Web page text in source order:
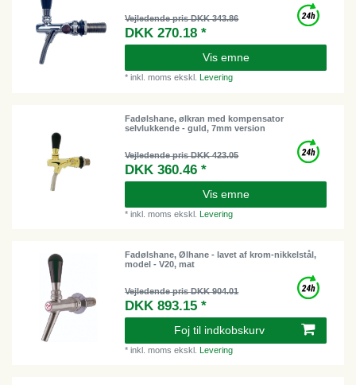
Vejledende pris DKK 343.86
DKK 270.18 *
Vis emne
*inkl. moms ekskl. Levering
Fadølshane, ølkran med kompensator
selvlukkende - guld, 7mm version
Vejledende pris DKK 423.05
DKK 360.46 *
Vis emne
*inkl. moms ekskl.Levering
Fadølshane, Ølhane - lavet af krom-nikkelstål,
model - V20, mat
Vejledende pris DKK 904.01
DKK 893.15 *
Foj til indkobskurv
*inkl. moms ekskl.Levering